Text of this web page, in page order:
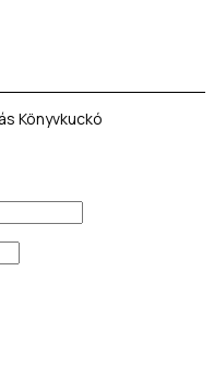
Könyvkuckó